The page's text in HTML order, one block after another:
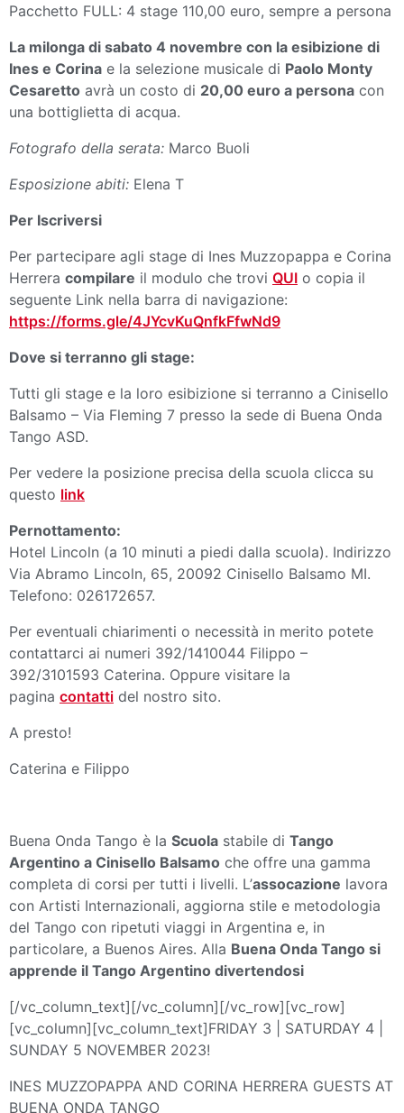
Pacchetto FULL: 4 stage 110,00 euro, sempre a persona
La milonga di sabato 4 novembre con la esibizione di
Ines e Corina e la selezione musicale di Paolo Monty
Cesaretto avrà un costo di 20,00 euro a persona con
una bottiglietta di acqua.
Fotografo della serata: Marco Buoli
Esposizione abiti: Elena T
Per Iscriversi
Per partecipare agli stage di Ines Muzzopappa e Corina
Herrera compilare il modulo che trovi QUI o copia il
seguente Link nella barra di navigazione:
https://forms.gle/4JYcvKuQnfkFfwNd9
Dove si terranno gli stage:
Tutti gli stage e la loro esibizione si terranno a Cinisello
Balsamo – Via Fleming 7 presso la sede di Buena Onda
Tango ASD.
Per vedere la posizione precisa della scuola clicca su
questo link
Pernottamento:
Hotel Lincoln (a 10 minuti a piedi dalla scuola). Indirizzo
Via Abramo Lincoln, 65, 20092 Cinisello Balsamo MI.
Telefono: 026172657.
Per eventuali chiarimenti o necessità in merito potete
contattarci ai numeri 392/1410044 Filippo –
392/3101593 Caterina. Oppure visitare la
pagina contatti del nostro sito.
A presto!
Caterina e Filippo
Buena Onda Tango è la Scuola stabile di Tango
Argentino a Cinisello Balsamo che offre una gamma
completa di corsi per tutti i livelli. L’assocazione lavora
con Artisti Internazionali, aggiorna stile e metodologia
del Tango con ripetuti viaggi in Argentina e, in
particolare, a Buenos Aires. Alla Buena Onda Tango si
apprende il Tango Argentino divertendosi
[/vc_column_text][/vc_column][/vc_row][vc_row]
[vc_column][vc_column_text]FRIDAY 3 | SATURDAY 4 |
SUNDAY 5 NOVEMBER 2023!
INES MUZZOPAPPA AND CORINA HERRERA GUESTS AT
BUENA ONDA TANGO